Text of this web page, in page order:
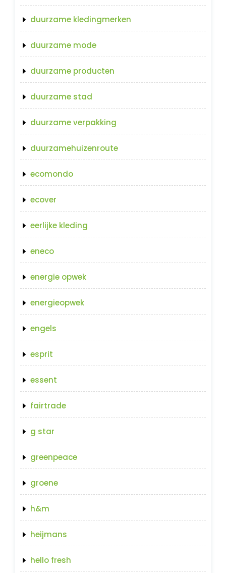
duurzame kledingmerken
duurzame mode
duurzame producten
duurzame stad
duurzame verpakking
duurzamehuizenroute
ecomondo
ecover
eerlijke kleding
eneco
energie opwek
energieopwek
engels
esprit
essent
fairtrade
g star
greenpeace
groene
h&m
heijmans
hello fresh